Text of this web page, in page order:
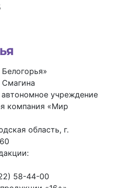
учреждение
компания «Мир
область, г.
58-44-00